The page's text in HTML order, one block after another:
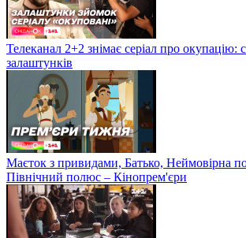
Телеканал 2+2 знімає серіал про окупацію:
залаштунків
Маєток з привидами, Батько, Неймовірна
Північний полюс – Кінопрем'єри